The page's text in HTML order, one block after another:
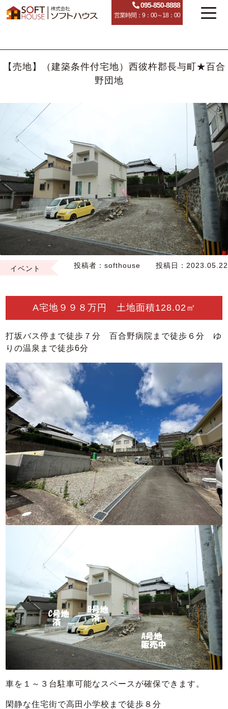
095-850-8888
営業時間：9：00～18：00
【売地】（建築条件付宅地）西彼杵郡長与町★百合
野団地
イベント 投稿者： softhouse 投稿日： 2023.05.22
A宅地９９８万円 土地面積128.02㎡
打坂バス停まで徒歩７分 百合野病院まで徒歩６分 ゆ
りの温泉まで徒歩6分
車を１～３台駐車可能なスペースが確保できます。
閑静な住宅街で高田小学校まで徒歩８分